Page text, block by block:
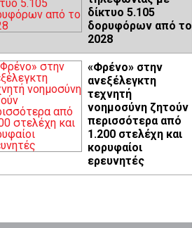
δίκτυο 5.105
δορυφόρων από το
2028
«Φρένο» στην
ανεξέλεγκτη
τεχνητή
νοημοσύνη ζητούν
περισσότερα από
1.200 στελέχη και
κορυφαίοι
ερευνητές